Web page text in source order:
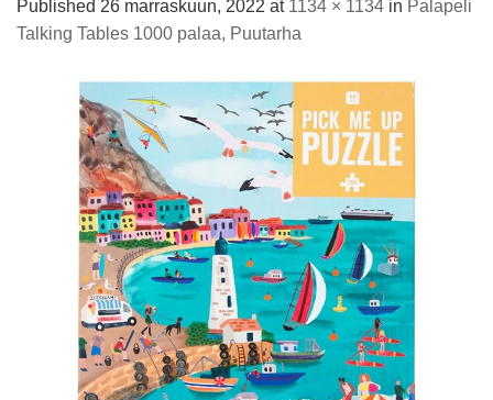
Published 26 marraskuun, 2022 at 1134 × 1134 in Palapeli
Talking Tables 1000 palaa, Puutarha